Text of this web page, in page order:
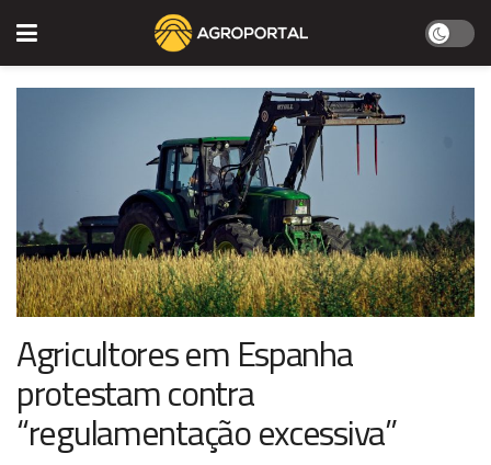
Agricultores em Espanha
protestam contra
“regulamentação excessiva”